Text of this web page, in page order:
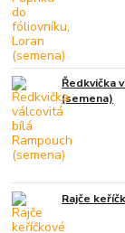
Ředkvička
(semena)
Rajče